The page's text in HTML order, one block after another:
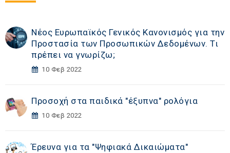
Νέος Ευρωπαϊκός Γενικός Κανονισμός για την
Προστασία των Προσωπικών Δεδομένων. Τι
πρέπει να γνωρίζω;
10 Φεβ 2022
Προσοχή στα παιδικά "έξυπνα" ρολόγια
10 Φεβ 2022
Έρευνα για τα "Ψηφιακά Δικαιώματα"